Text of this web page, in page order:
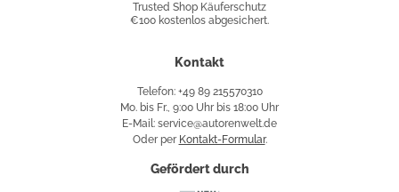
Käuferschutz
Trusted Shop Käuferschutz
€100 kostenlos abgesichert.
Kontakt
Telefon: +49 89 215570310
Mo. bis Fr., 9:00 Uhr bis 18:00 Uhr
E-Mail: service@autorenwelt.de
Oder per Kontakt-Formular.
Gefördert durch